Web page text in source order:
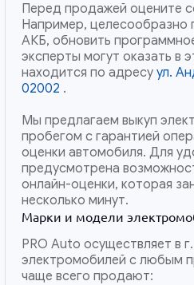
Перед продажей оцените
Например, целесообразно
АКБ, обновить
эксперты могут оказать
находится по адресу ул.
02002 .
Мы предлагаем выкуп
пробегом с гарантией
оценки автомобиля. Для
предусмотрена
онлайн-оценки, которая
несколько минут.
Марки и модели
PRO Auto осуществляет в
электромобилей с любым
чаще всего продают: